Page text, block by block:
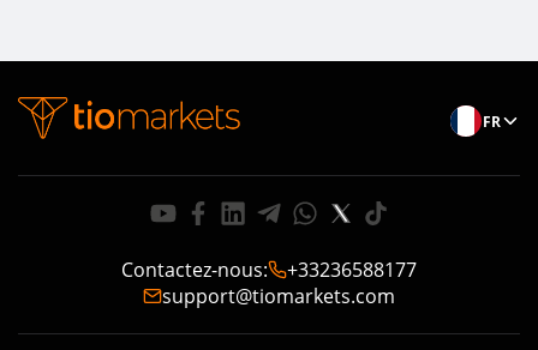
FR
Contactez-nous:
+33236588177
support@tiomarkets.com